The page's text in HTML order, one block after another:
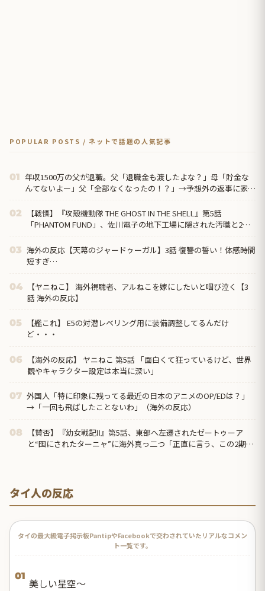
POPULAR POSTS / ネットで話題の人気記事
01 年収1500万の父が退職。父「退職金も渡したよな？」母「貯金な
んてないよー」父「全部なくなったの！？」→予想外の返事に家族
02
【戦慄】『攻殻機動隊 THE GHOST IN THE SHELL』第5話
「PHANTOM FUND」、佐川電子の地下工場に隠された汚職と2週
の懐じゃないんだよ」
03 海外の反応【天幕のジャードゥーガル】3話 復讐の誓い！体感時間
短すぎ…
04
【ヤニねこ】 海外視聴者、アルねこを嫁にしたいと咽び泣く【3
話 海外の反応】
05
【艦これ】 E5の対潜レベリング用に装備調整してるんだけ
ど・・・
06
【海外の反応】 ヤニねこ 第5話 「面白くて狂っているけど、世界
観やキャラクター設定は本当に深い」
07 外国人「特に印象に残ってる最近の日本のアニメのOP/EDは？」
→「一回も飛ばしたことないわ」（海外の反応）
08
【賛否】『幼女戦記Ⅱ』第5話、東部へ左遷されたゼートゥーア
と“囮にされたターニャ”に海外真っ二つ「正直に言う、この2期は
タイ人の反応
タイの最大級電子掲示板PantipやFacebookで交わされていたリアルなコメン
ト一覧です。
01
美しい星空〜